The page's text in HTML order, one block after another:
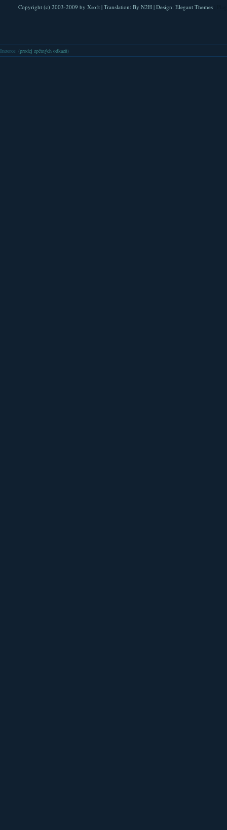
Copyright (c) 2003-2009 by Xsoft| Translation: By N2H| Design: Elegant Themes
Inzerce: (prodej zpětných odkazů )